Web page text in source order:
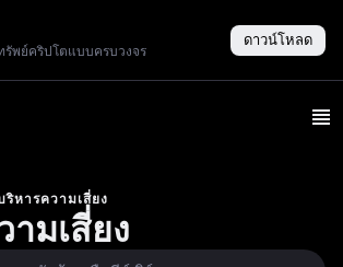
รัพย์คริปโตแบบครบวงจร
ดาวน์โหลด
ริหารความเสี่ยง
ามเสี่ยง